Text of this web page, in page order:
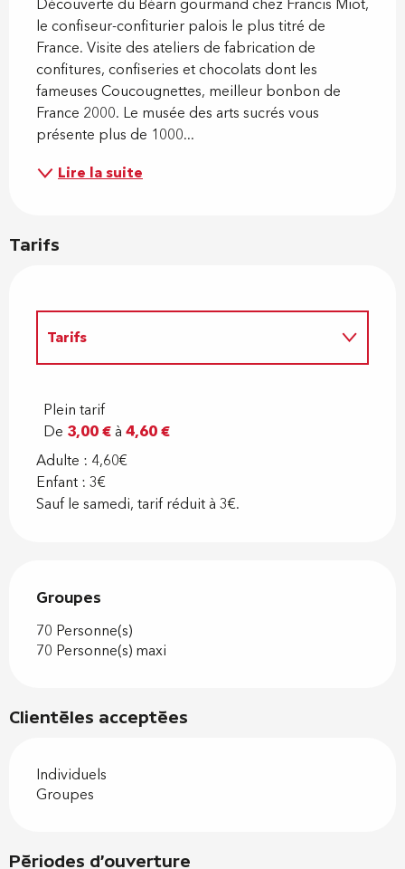
Découverte du Béarn gourmand chez Francis Miot,
le confiseur-confiturier palois le plus titré de
France. Visite des ateliers de fabrication de
confitures, confiseries et chocolats dont les
fameuses Coucougnettes, meilleur bonbon de
France 2000. Le musée des arts sucrés vous
présente plus de 1000...
Lire la suite
Tarifs
Tarifs
Plein tarif
De 3,00 €à 4,60 €
Adulte : 4,60€
Enfant : 3€
Sauf le samedi, tarif réduit à 3€.
Groupes
Groupes
70 Personne(s)
70 Personne(s) maxi
Clientèles acceptées
Individuels
Groupes
Périodes d'ouverture